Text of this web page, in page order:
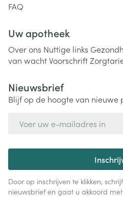
FAQ
Uw apotheek
Over ons Nuttige links
van wachtVoorschrift
Nieuwsbrief
Blijf op de hoogte van nieuwe
Door op inschrijven te klikken,
nieuwsbrief en gaat u akkoord